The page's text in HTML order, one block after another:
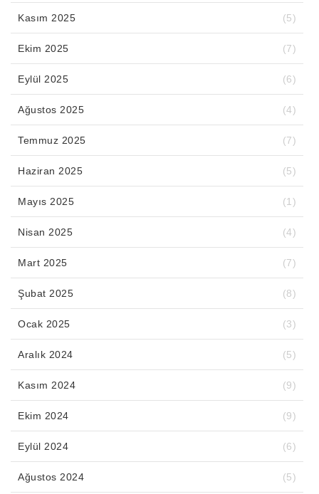
Kasım 2025 (5)
Ekim 2025 (7)
Eylül 2025 (6)
Ağustos 2025 (4)
Temmuz 2025 (7)
Haziran 2025 (5)
Mayıs 2025 (1)
Nisan 2025 (4)
Mart 2025 (7)
Şubat 2025 (8)
Ocak 2025 (3)
Aralık 2024 (5)
Kasım 2024 (9)
Ekim 2024 (9)
Eylül 2024 (6)
Ağustos 2024 (5)